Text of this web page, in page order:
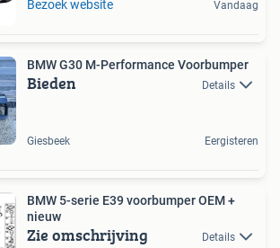
Bezoek website Vandaag
BMW G30 M-Performance Voorbumper
Bieden Details
Giesbeek Eergisteren
BMW 5-serie E39 voorbumper OEM +
nieuw
Zie omschrijving Details